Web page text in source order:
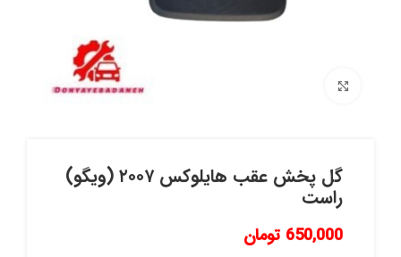
گل پخش عقب هايلوكس ٢٠٠٧ (ويگو)
راست
650,000 تومان